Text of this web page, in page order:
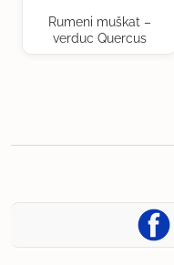
Rumeni muškat –
verduc Quercus